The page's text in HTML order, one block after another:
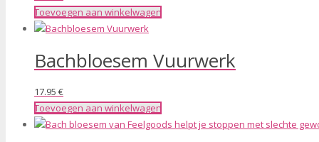
Toevoegen aan winkelwagen
Bachbloesem Vuurwerk
17.95 €
Toevoegen aan winkelwagen